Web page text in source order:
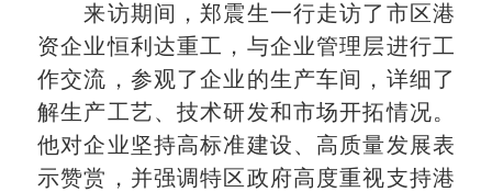
来访期间，郑震生一行走访了市区港
资企业恒利达重工，与企业管理层进行工
作交流，参观了企业的生产车间，详细了
解生产工艺、技术研发和市场开拓情况。
他对企业坚持高标准建设、高质量发展表
示赞赏，并强调特区政府高度重视支持港